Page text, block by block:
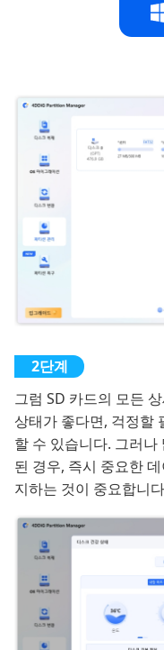
그럼 SD 카드의 모든
상태가 좋다면, 걱정할
할 수 있습니다. 그러
된 경우, 즉시 중요한
지하는 것이 중요합니